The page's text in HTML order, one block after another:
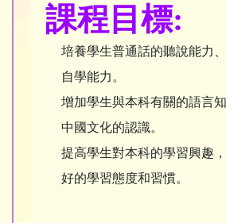
課程目標:
培養學生普通話的聽說能力
自學能力。
增加學生與本科有關的語言
中國文化的認識。
提高學生對本科的學習興趣
好的學習態度和習慣。